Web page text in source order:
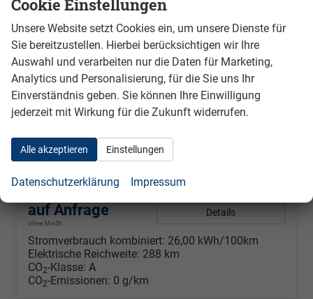
Volkswagen T7 E-Caravelle
unverbindliche Lieferzeit:4 Monate Neuwagen
Kraftstoff Elektro Leistung – kW
auf Anfrage
ohne MwSt.
Details
Stromverbrauch kombiniert: 26,00 kWh/100km
Elektrische Reichweite: 288 km
CO2-Klasse: A
CO2-Emissionen: 0 g/km
Cookie Einstellungen
Unsere Website setzt Cookies ein, um unsere Dienste für
Sie bereitzustellen. Hierbei berücksichtigen wir Ihre
Auswahl und verarbeiten nur die Daten für Marketing,
Analytics und Personalisierung, für die Sie uns Ihr
Einverständnis geben. Sie können Ihre Einwilligung
jederzeit mit Wirkung für die Zukunft widerrufen.
Alle akzeptieren Einstellungen
Datenschutzerklärung Impressum